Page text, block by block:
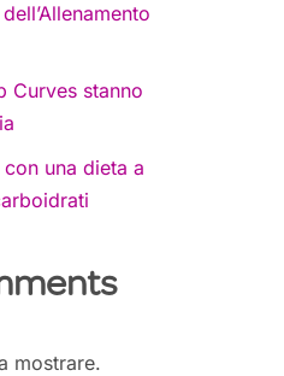
Curves stanno
una dieta a
mostrare.